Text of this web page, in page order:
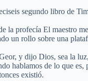
segundo libro de
la profecía El maestro
un rollo sobre una
y dijo Dios, sea la
hablamos de lo que es,
existió.